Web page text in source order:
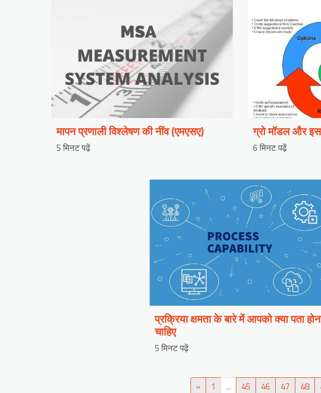
मापन प्रणाली विश्लेषण की नींव (एमएसए)
5 मिनट पढ़ें
ग्रो मॉडल और
6 मिनट पढ़ें
प्रक्रिया क्षमता के बारे में आपको क्या पता
चाहिए
5 मिनट पढ़ें
« 1 ... 45 46 47 48